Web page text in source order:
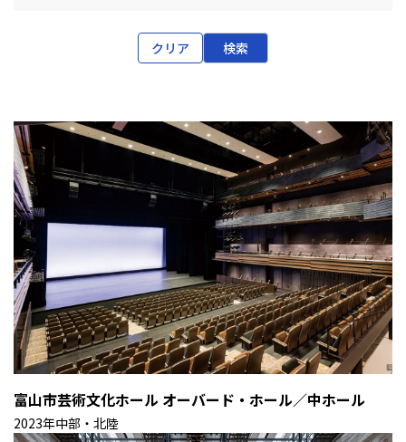
クリア 検索
富山市芸術文化ホール オーバード・ホール／中ホール
2023年中部・北陸